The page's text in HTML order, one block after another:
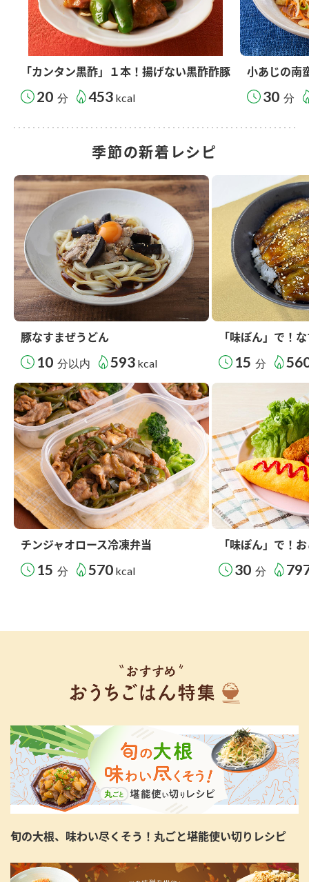
「カンタン黒酢」１本！揚げない黒酢酢豚
20 分 453 kcal
小あじの南
30 分
季節の新着レシピ
豚なすまぜうどん
10 分以内 593 kcal
「味ぽん」で！
15 分
チンジャオロース冷凍弁当
15 分 570 kcal
「味ぽん」で！
30 分
旬の大根、味わい尽くそう！丸ごと堪能使い切りレシピ